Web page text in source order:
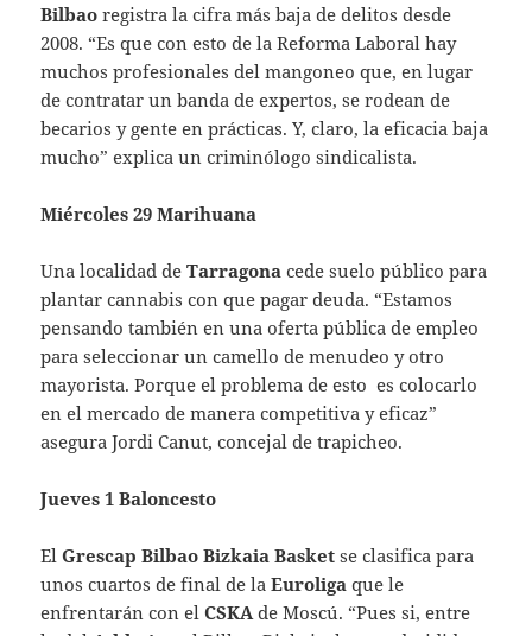
Bilbao registra la cifra más baja de delitos desde
2008. “Es que con esto de la Reforma Laboral hay
muchos profesionales del mangoneo que, en lugar
de contratar un banda de expertos, se rodean de
becarios y gente en prácticas. Y, claro, la eficacia baja
mucho” explica un criminólogo sindicalista.
Miércoles 29 Marihuana
Una localidad deTarragona cede suelo público para
plantar cannabis con que pagar deuda. “Estamos
pensando también en una oferta pública de empleo
para seleccionar un camello de menudeo y otro
mayorista. Porque el problema de esto es colocarlo
en el mercado de manera competitiva y eficaz”
asegura Jordi Canut, concejal de trapicheo.
Jueves 1 Baloncesto
ElGrescap Bilbao Bizkaia Basket se clasifica para
unos cuartos de final de laEuroliga que le
enfrentarán con elCSKA de Moscú. “Pues si, entre